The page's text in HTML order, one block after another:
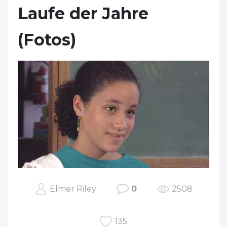
Laufe der Jahre
(Fotos)
Elmer Riley 0 2508
135